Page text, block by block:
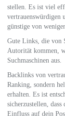
stellen. Es ist viel
vertrauenswürdigen
günstige von
Gute Links, die von
Autorität kommen,
Suchmaschinen aus.
Backlinks von
Ranking, sondern
erhalten. Es ist
sicherzustellen,
Einfluss auf dein